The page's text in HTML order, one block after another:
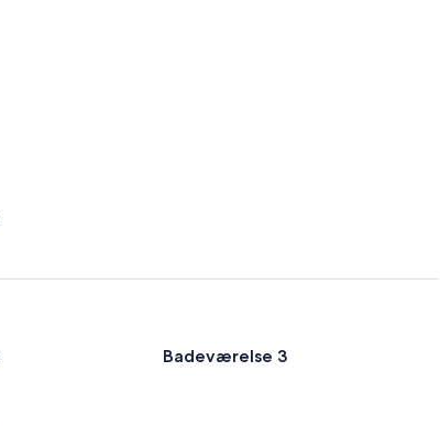
Badeværelse 3